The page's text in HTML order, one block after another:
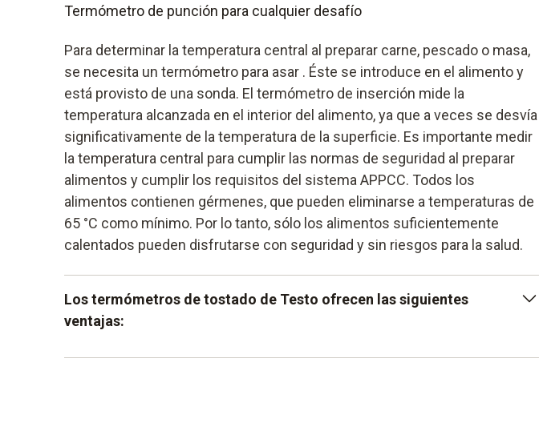
Termómetro de punción para cualquier desafío
Para determinar la temperatura central al preparar carne, pescado o masa,
se necesita un termómetro para asar . Éste se introduce en el alimento y
está provisto de una sonda. El termómetro de inserción mide la
temperatura alcanzada en el interior del alimento, ya que a veces se desvía
significativamente de la temperatura de la superficie. Es importante medir
la temperatura central para cumplir las normas de seguridad al preparar
alimentos y cumplir los requisitos del sistema APPCC. Todos los
alimentos contienen gérmenes, que pueden eliminarse a temperaturas de
65 °C como mínimo. Por lo tanto, sólo los alimentos suficientemente
calentados pueden disfrutarse con seguridad y sin riesgos para la salud.
Los termómetros de tostado de Testo ofrecen las siguientes
ventajas: